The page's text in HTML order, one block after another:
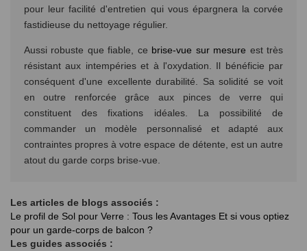
pour leur facilité d'entretien qui vous épargnera la corvée
fastidieuse du nettoyage régulier.
Aussi robuste que fiable, ce brise-vue sur mesure est très
résistant aux intempéries et à l'oxydation. Il bénéficie par
conséquent d'une excellente durabilité. Sa solidité se voit
en outre renforcée grâce aux pinces de verre qui
constituent des fixations idéales. La possibilité de
commander un modèle personnalisé et adapté aux
contraintes propres à votre espace de détente, est un autre
atout du garde corps brise-vue.
Les articles de blogs associés :
Le profil de Sol pour Verre : Tous les Avantages Et si vous optiez
pour un garde-corps de balcon ?
Les guides associés :